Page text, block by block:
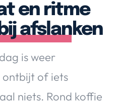
Top 5
CHOICE
Gadgets
Huis & Tuin
en ritme
afslanken
is weer
ontbijt of iets
niets. Rond koffie